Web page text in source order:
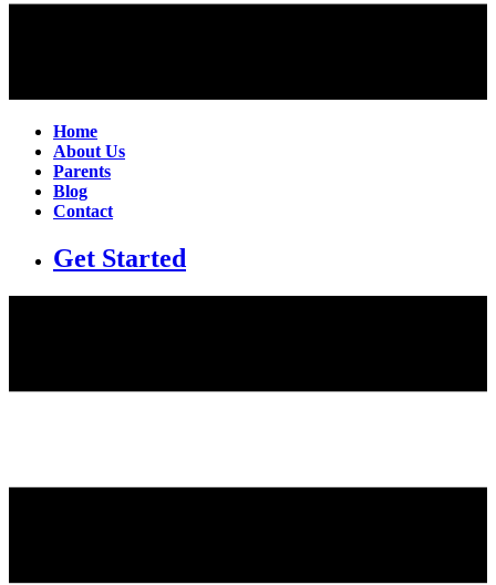
Home
About Us
Parents
Blog
Contact
Get Started